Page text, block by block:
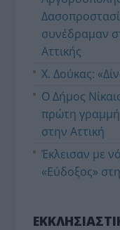
συνέδραμαν
Αττικής
Χ. Δούκας:
Ο Δήμος
πρώτη γραμμή
στην Αττική
Έκλεισαν με
«Εύδοξος»